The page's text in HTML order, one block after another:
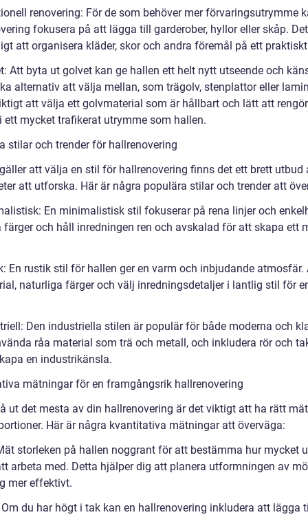
renovering: För de som behöver mer förvaringsutrymme
fokusera på att lägga till garderober, hyllor eller skåp.
att organisera kläder, skor och andra föremål på ett
Att byta ut golvet kan ge hallen ett helt nytt utseende och
alternativ att välja mellan, som trägolv, stenplattor eller
att välja ett golvmaterial som är hållbart och lätt att
ett mycket trafikerat utrymme som hallen.
stilar och trender för hallrenovering
att välja en stil för hallrenovering finns det ett brett utbud
att utforska. Här är några populära stilar och trender att
En minimalistisk stil fokuserar på rena linjer och
färger och håll inredningen ren och avskalad för att skapa ett
En rustik stil för hallen ger en varm och inbjudande atmosfär.
naturliga färger och välj inredningsdetaljer i lantlig stil för
Den industriella stilen är populär för både moderna och
råa material som trä och metall, och inkludera rör och
en industrikänsla.
mätningar för en framgångsrik hallrenovering
ut det mesta av din hallrenovering är det viktigt att ha rätt
Här är några kvantitativa mätningar att överväga:
storleken på hallen noggrant för att bestämma hur mycket
arbeta med. Detta hjälper dig att planera utformningen av
mer effektivt.
du har högt i tak kan en hallrenovering inkludera att lägga